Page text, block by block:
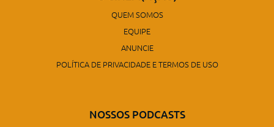
QUEM SOMOS
EQUIPE
ANUNCIE
POLÍTICA DE PRIVACIDADE E TERMOS DE USO
NOSSOS PODCASTS